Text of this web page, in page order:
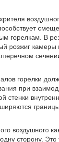
горелкам. В
розжиг камеры
горелки
при
стенки
воздушного
сторону.